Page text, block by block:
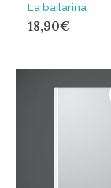
La bailarina
18,90€